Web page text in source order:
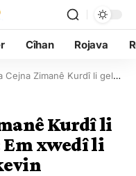
Cîhan Rojava
Kurdî li gelek bajaran meş: Em xwedî li zimanê xwe derbikevin
Kurdî li
Em xwedî li